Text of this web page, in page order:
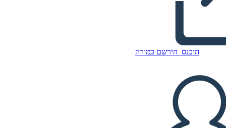
היכנס הירשם כמורה
לעבד Storyboard דוגמה ארוך